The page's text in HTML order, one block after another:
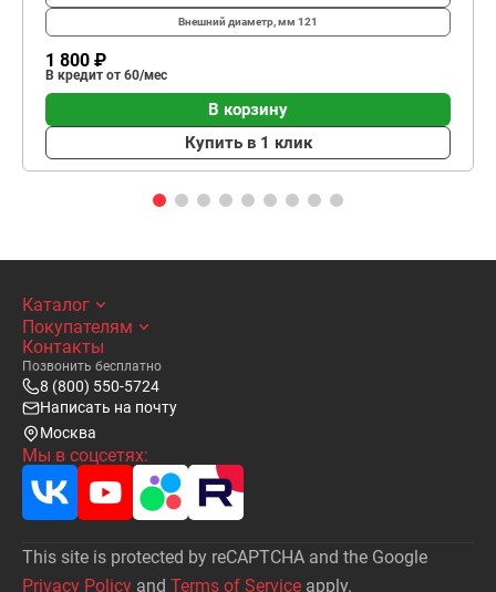
Внешний диаметр, мм 121
1 800 ₽
В кредит от 60/мес
В корзину
Купить в 1 клик
Каталог
Покупателям
Контакты
Позвонить бесплатно
8 (800) 550-5724
Написать на почту
Москва
Мы в соцсетях:
This site is protected by reCAPTCHA and the Google
Privacy Policy and Terms of Service apply.